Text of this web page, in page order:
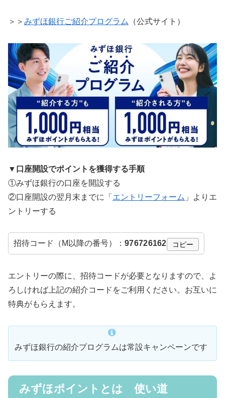
＞＞ みずほ銀行ご紹介プログラム （公式サイト）
▼口座開設でポイントを獲得する手順
①みずほ銀行の口座を開設する
②口座開設の翌月末までに「 エントリーフォーム 」よりエ
ントリーする
招待コード（M以降の番号）： 976726162 コピー
エントリーの際に、招待コードが必要となりますので、よ
ろしければ上記の紹介コードをご利用ください。お互いに
特典がもらえます。
みずほ銀行の紹介プログラムは常設キャンペーンです
みずほポイントとは 使い道